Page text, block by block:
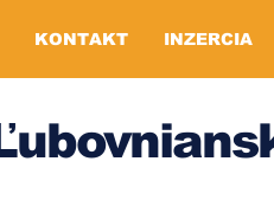
KONTAKT INZERCIA